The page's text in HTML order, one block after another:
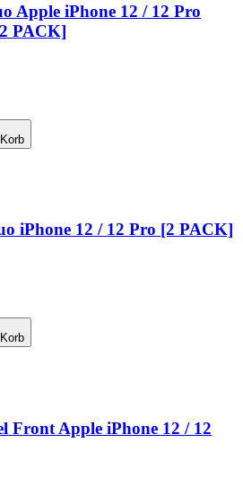
Apple iPhone 12 / 12 Pro
PACK]
iPhone 12 / 12 Pro [2 PACK]
Front Apple iPhone 12 / 12